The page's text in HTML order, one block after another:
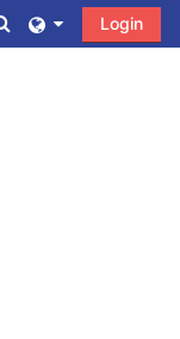
SucheingabeLogin